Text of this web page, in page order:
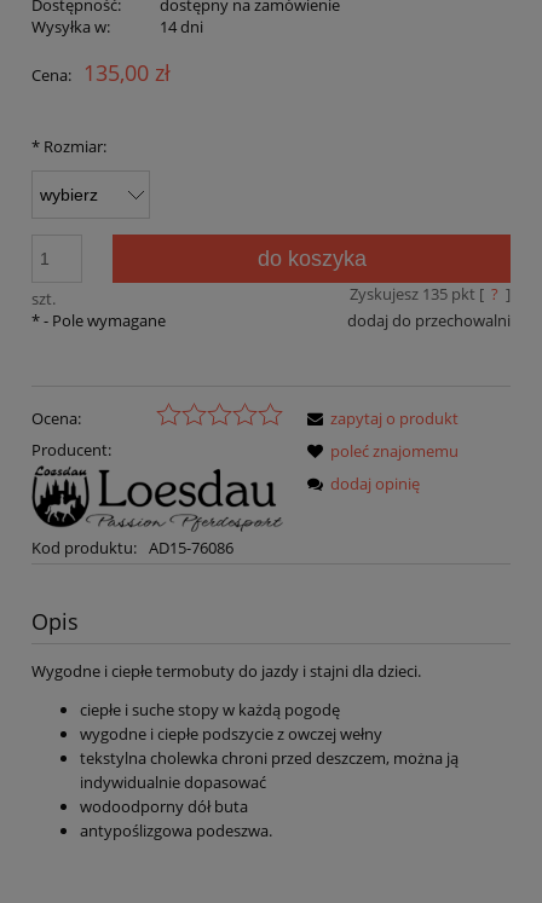
Dostępność:
dostępny na zamówienie
Wysyłka w:
14 dni
Cena: 135,00 zł
* Rozmiar:
szt.
do koszyka
Zyskujesz 135pkt [ ? ]
dodaj do przechowalni
*- Pole wymagane
Ocena:
Producent:
Kod produktu: AD15-76086
zapytaj o produkt
poleć znajomemu
dodaj opinię
Opis
Wygodne i ciepłe termobuty do jazdy i stajni dla dzieci.
ciepłe i suche stopy w każdą pogodę
wygodne i ciepłe podszycie z owczej wełny
tekstylna cholewka chroni przed deszczem, można ją
indywidualnie dopasować
wodoodporny dół buta
antypoślizgowa podeszwa.